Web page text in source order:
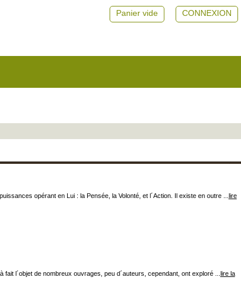
CONNEXION
Panier vide
opérant en Lui : la Pensée, la Volonté, et l´Action. Il existe en outre ... lire
l´objet de nombreux ouvrages, peu d´auteurs, cependant, ont exploré ... lire la